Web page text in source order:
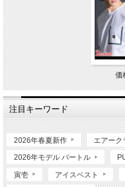
価
注目キーワード
2026年春夏新作 エアーク
2026年モデル バートル
寅壱 アイスベスト